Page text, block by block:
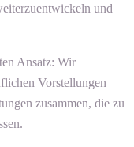
und
Ansatz: Wir
Vorstellungen
zusammen, die zu